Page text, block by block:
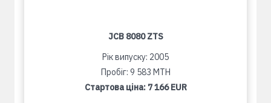
JCB 8080 ZTS
Рік випуску: 2005
Пробіг: 9 583 MTH
Стартова ціна: 7 166 EUR